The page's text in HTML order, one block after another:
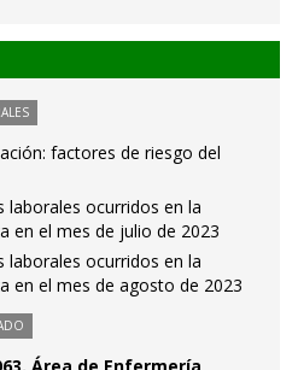
factores de riesgo del
laborales ocurridos en la
en el mes de julio de 2023
laborales ocurridos en la
en el mes de agosto de 2023